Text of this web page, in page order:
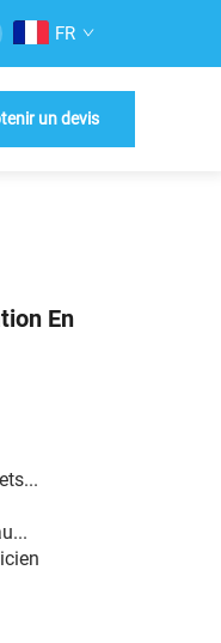
FR
un devis
En